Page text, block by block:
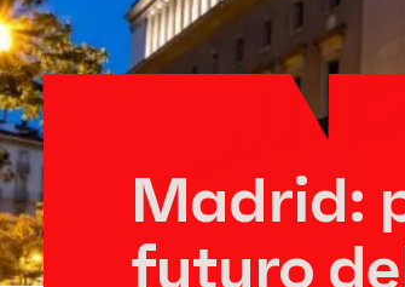
Madrid:
futuro